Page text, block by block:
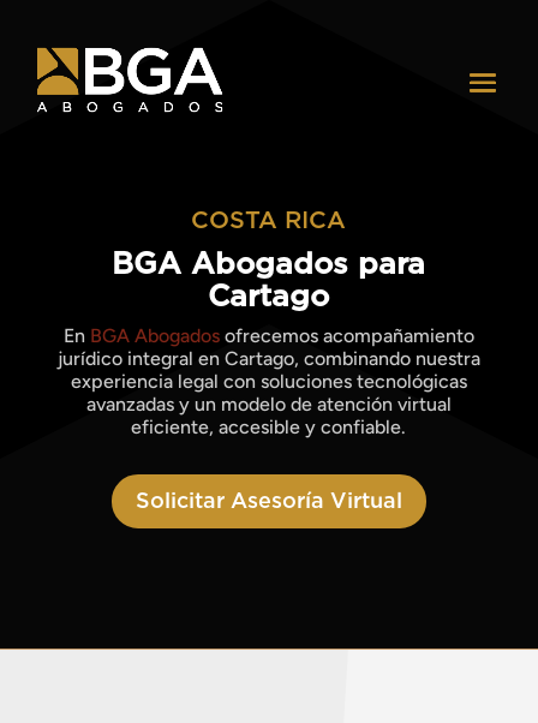
COSTA RICA
BGA Abogados para
Cartago
En BGA Abogadosofrecemos acompañamiento
jurídico integral en Cartago, combinando nuestra
experiencia legal con soluciones tecnológicas
avanzadas y un modelo de atención virtual
eficiente, accesible y confiable.
Solicitar Asesoría Virtual